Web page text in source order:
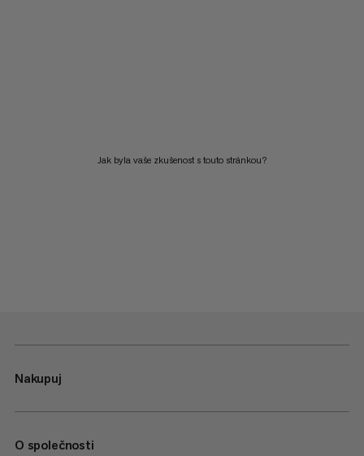
Jak byla vaše zkušenost s touto stránkou?
Nakupuj
O společnosti